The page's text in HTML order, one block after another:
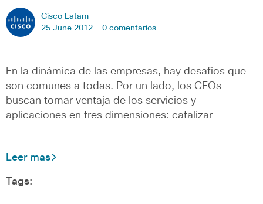
Cisco Latam
25 June 2012 - 0 comentarios
En la dinámica de las empresas, hay desafíos que
son comunes a todas. Por un lado, los CEOs
buscan tomar ventaja de los servicios y
aplicaciones en tres dimensiones: catalizar
Leer mas
Tags: